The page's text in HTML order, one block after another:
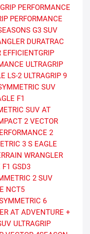
PERFORMANCE
PERFORMANCE
G3 SUV
DURATRAC
EFFICIENTGRIP
ULTRAGRIP
LS-2 ULTRAGRIP 9
SUV
F1
SUV AT
2 VECTOR
2
3 S EAGLE
WRANGLER
F1 GSD3
2 SUV
NCT5
6
AT ADVENTURE +
ULTRAGRIP